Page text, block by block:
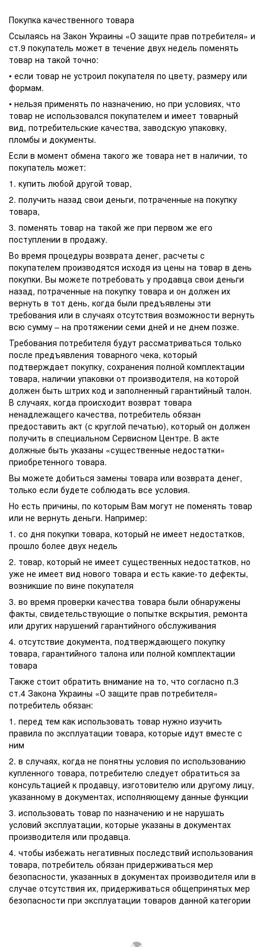
Покупка качественного товара
Ссылаясь на Закон Украины «О защите прав потребителя» и
ст.9 покупатель может в течение двух недель поменять
товар на такой точно:
• если товар не устроил покупателя по цвету, размеру или
формам.
• нельзя применять по назначению, но при условиях, что
товар не использовался покупателем и имеет товарный
вид, потребительские качества, заводскую упаковку,
пломбы и документы.
Если в момент обмена такого же товара нет в наличии, то
покупатель может:
1. купить любой другой товар,
2. получить назад свои деньги, потраченные на покупку
товара,
3. поменять товар на такой же при первом же его
поступлении в продажу.
Во время процедуры возврата денег, расчеты с
покупателем производятся исходя из цены на товар в день
покупки. Вы можете потребовать у продавца свои деньги
назад, потраченные на покупку товара и он должен их
вернуть в тот день, когда были предъявлены эти
требования или в случаях отсутствия возможности вернуть
всю сумму – на протяжении семи дней и не днем позже.
Требования потребителя будут рассматриваться только
после предъявления товарного чека, который
подтверждает покупку, сохранения полной комплектации
товара, наличии упаковки от производителя, на которой
должен быть штрих код и заполненный гарантийный талон.
В случаях, когда происходит возврат товара
ненадлежащего качества, потребитель обязан
предоставить акт (с круглой печатью), который он должен
получить в специальном Сервисном Центре. В акте
должные быть указаны «существенные недостатки»
приобретенного товара.
Вы можете добиться замены товара или возврата денег,
только если будете соблюдать все условия.
Но есть причины, по которым Вам могут не поменять товар
или не вернуть деньги. Например:
1. со дня покупки товара, который не имеет недостатков,
прошло более двух недель
2. товар, который не имеет существенных недостатков, но
уже не имеет вид нового товара и есть какие-то дефекты,
возникшие по вине покупателя
3. во время проверки качества товара были обнаружены
факты, свидетельствующие о попытке вскрытия, ремонта
или других нарушений гарантийного обслуживания
4. отсутствие документа, подтверждающего покупку
товара, гарантийного талона или полной комплектации
товара
Также стоит обратить внимание на то, что согласно п.3
ст.4 Закона Украины «О защите прав потребителя»
потребитель обязан:
1. перед тем как использовать товар нужно изучить
правила по эксплуатации товара, которые идут вместе с
ним
2. в случаях, когда не понятны условия по использованию
купленного товара, потребителю следует обратиться за
консультацией к продавцу, изготовителю или другому лицу,
указанному в документах, исполняющему данные функции
3. использовать товар по назначению и не нарушать
условий эксплуатации, которые указаны в документах
производителя или продавца.
4. чтобы избежать негативных последствий использования
товара, потребитель обязан придерживаться мер
безопасности, указанных в документах производителя или в
случае отсутствия их, придерживаться общепринятых мер
безопасности при эксплуатации товаров данной категории